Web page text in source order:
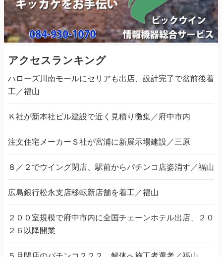
アクセスランキング
ハローズ川南モールにセリアも出店、設計完了で盆前後着
工／福山
Ｋ社が新本社ビル建設で近く見積り徴集／府中市内
注文住宅メーカーＳ社が宮浦に新展示場建設／三原
８／２でウイング閉店、駅前からパチンコ店姿消す／福山
広島銀行松永支店移転新店舗を着工／福山
２００室規模で府中市内に全国チェーンホテル出店、２０
２６以降開業